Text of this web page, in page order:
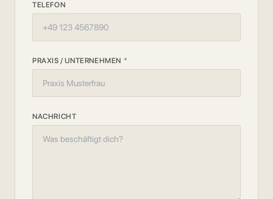
TELEFON
PRAXIS / UNTERNEHMEN *
NACHRICHT